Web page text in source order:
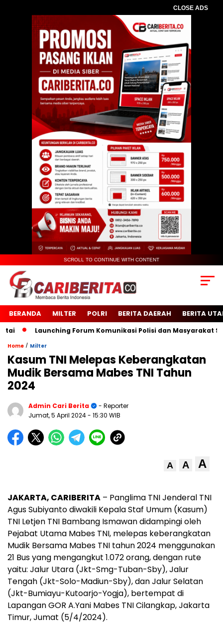
CLOSE ADS
SCROLL TO CONTINUE WITH CONTENT
BERANDA MILTER POLRI BERITA DAERAH BERITA
Launching Forum Komunikasi Polisi dan Masyarakat
Home / Milter
Kasum TNI Melepas Keberangkatan
Mudik Bersama Mabes TNI Tahun
2024
Admin Cari Berita
- Reporter
Jumat, 5 April 2024- 15:30 WIB
A A A
JAKARTA, CARIBERITA – Panglima TNI Jenderal TNI
Agus Subiyanto diwakili Kepala Staf Umum (Kasum)
TNI Letjen TNI Bambang Ismawan didampingi oleh
Pejabat Utama Mabes TNI, melepas keberangkatan
Mudik Bersama Mabes TNI tahun 2024 menggunakan
21 Bus yang mengangkut 1.072 orang, dengan rute
yaitu: Jalur Utara (Jkt-Smg-Tuban-Sby), Jalur
Tengah (Jkt-Solo-Madiun-Sby), dan Jalur Selatan
(Jkt-Bumiayu-Kutoarjo-Yogja), bertempat di
Lapangan GOR A.Yani Mabes TNI Cilangkap, Jakarta
Timur, Jumat (5/4/2024).